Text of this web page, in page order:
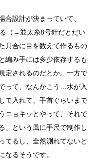
合設計が決まっていて、
（→並太糸8号針だとだい
具合に目を数えて作るもの
編み手には多少依存するも
定されるのだとか。一方で
って、なんかこう…水が入
て入れて、手首ぐらいまで
ニョキッとやって、それで
」という風に手尺で制作し
てるし、全然測れてないと
なるそうです。